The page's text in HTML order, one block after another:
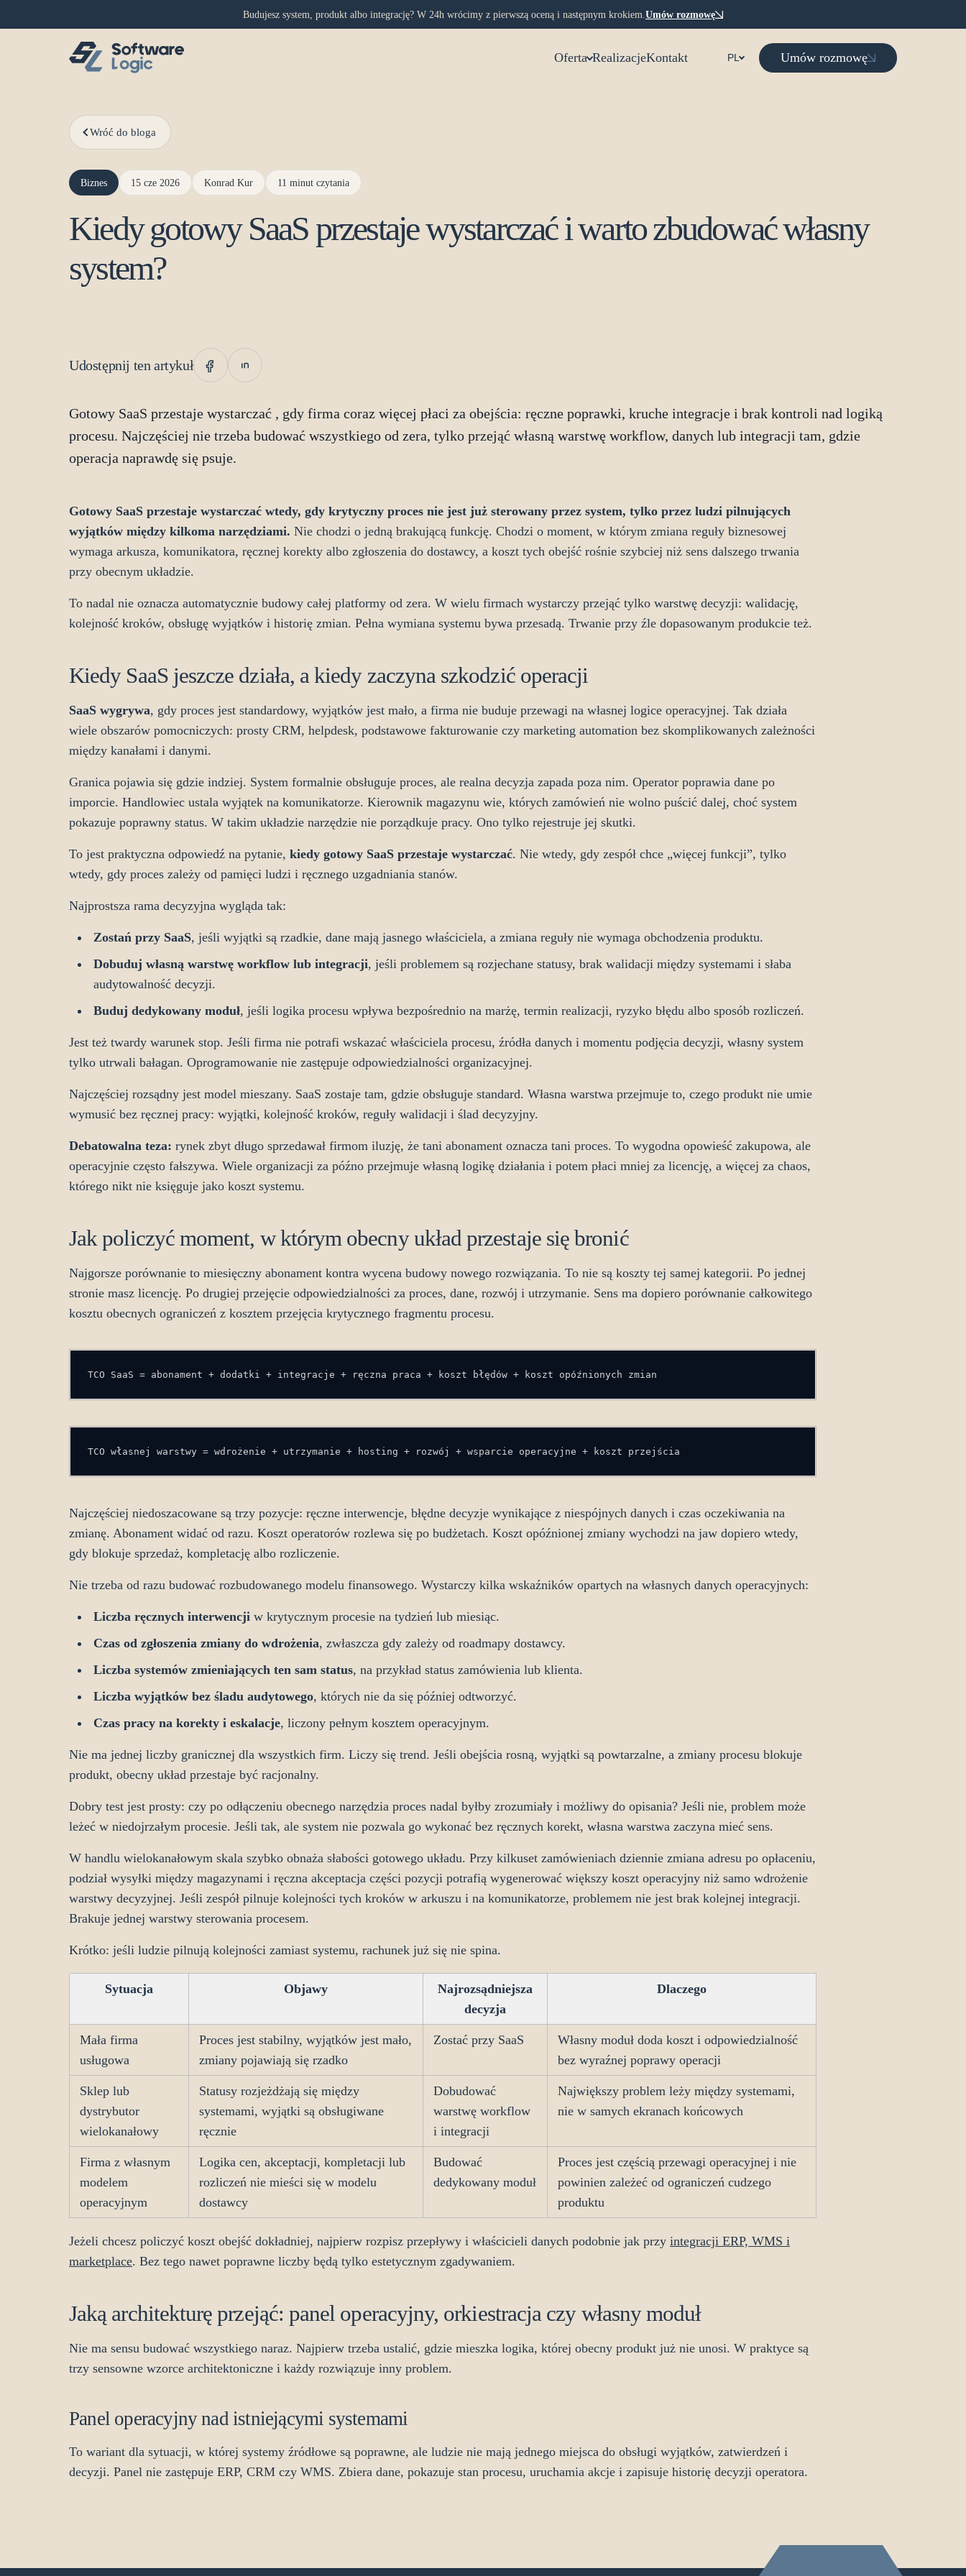
Budujesz system, produkt albo integrację? W 24h wrócimy z pierwszą oceną i następnym krokiem. Umów rozmowę
Oferta RealizacjeKontakt PL Umów rozmowę
Wróć do bloga
Biznes 15 cze 2026 Konrad Kur 11 minut czytania
Kiedy gotowy SaaS przestaje wystarczać i warto zbudować własny
system?
Udostępnij ten artykuł
Gotowy SaaS przestaje wystarczać , gdy firma coraz więcej płaci za obejścia: ręczne poprawki, kruche integracje i brak kontroli nad logiką
procesu. Najczęściej nie trzeba budować wszystkiego od zera, tylko przejąć własną warstwę workflow, danych lub integracji tam, gdzie
operacja naprawdę się psuje.
Gotowy SaaS przestaje wystarczać wtedy, gdy krytyczny proces nie jest już sterowany przez system, tylko przez ludzi pilnujących
wyjątków między kilkoma narzędziami. Nie chodzi o jedną brakującą funkcję. Chodzi o moment, w którym zmiana reguły biznesowej
wymaga arkusza, komunikatora, ręcznej korekty albo zgłoszenia do dostawcy, a koszt tych obejść rośnie szybciej niż sens dalszego trwania
przy obecnym układzie.
To nadal nie oznacza automatycznie budowy całej platformy od zera. W wielu firmach wystarczy przejąć tylko warstwę decyzji: walidację,
kolejność kroków, obsługę wyjątków i historię zmian. Pełna wymiana systemu bywa przesadą. Trwanie przy źle dopasowanym produkcie też.
Kiedy SaaS jeszcze działa, a kiedy zaczyna szkodzić operacji
SaaS wygrywa, gdy proces jest standardowy, wyjątków jest mało, a firma nie buduje przewagi na własnej logice operacyjnej. Tak działa
wiele obszarów pomocniczych: prosty CRM, helpdesk, podstawowe fakturowanie czy marketing automation bez skomplikowanych zależności
między kanałami i danymi.
Granica pojawia się gdzie indziej. System formalnie obsługuje proces, ale realna decyzja zapada poza nim. Operator poprawia dane po
imporcie. Handlowiec ustala wyjątek na komunikatorze. Kierownik magazynu wie, których zamówień nie wolno puścić dalej, choć system
pokazuje poprawny status. W takim układzie narzędzie nie porządkuje pracy. Ono tylko rejestruje jej skutki.
To jest praktyczna odpowiedź na pytanie, kiedy gotowy SaaS przestaje wystarczać. Nie wtedy, gdy zespół chce „więcej funkcji”, tylko
wtedy, gdy proces zależy od pamięci ludzi i ręcznego uzgadniania stanów.
Najprostsza rama decyzyjna wygląda tak:
Zostań przy SaaS, jeśli wyjątki są rzadkie, dane mają jasnego właściciela, a zmiana reguły nie wymaga obchodzenia produktu.
Dobuduj własną warstwę workflow lub integracji, jeśli problemem są rozjechane statusy, brak walidacji między systemami i słaba
audytowalność decyzji.
Buduj dedykowany moduł, jeśli logika procesu wpływa bezpośrednio na marżę, termin realizacji, ryzyko błędu albo sposób rozliczeń.
Jest też twardy warunek stop. Jeśli firma nie potrafi wskazać właściciela procesu, źródła danych i momentu podjęcia decyzji, własny system
tylko utrwali bałagan. Oprogramowanie nie zastępuje odpowiedzialności organizacyjnej.
Najczęściej rozsądny jest model mieszany. SaaS zostaje tam, gdzie obsługuje standard. Własna warstwa przejmuje to, czego produkt nie umie
wymusić bez ręcznej pracy: wyjątki, kolejność kroków, reguły walidacji i ślad decyzyjny.
Debatowalna teza: rynek zbyt długo sprzedawał firmom iluzję, że tani abonament oznacza tani proces. To wygodna opowieść zakupowa, ale
operacyjnie często fałszywa. Wiele organizacji za późno przejmuje własną logikę działania i potem płaci mniej za licencję, a więcej za chaos,
którego nikt nie księguje jako koszt systemu.
Jak policzyć moment, w którym obecny układ przestaje się bronić
Najgorsze porównanie to miesięczny abonament kontra wycena budowy nowego rozwiązania. To nie są koszty tej samej kategorii. Po jednej
stronie masz licencję. Po drugiej przejęcie odpowiedzialności za proces, dane, rozwój i utrzymanie. Sens ma dopiero porównanie całkowitego
kosztu obecnych ograniczeń z kosztem przejęcia krytycznego fragmentu procesu.
TCO SaaS = abonament + dodatki + integracje + ręczna praca + koszt błędów + koszt opóźnionych zmian
TCO własnej warstwy = wdrożenie + utrzymanie + hosting + rozwój + wsparcie operacyjne + koszt przejścia
Najczęściej niedoszacowane są trzy pozycje: ręczne interwencje, błędne decyzje wynikające z niespójnych danych i czas oczekiwania na
zmianę. Abonament widać od razu. Koszt operatorów rozlewa się po budżetach. Koszt opóźnionej zmiany wychodzi na jaw dopiero wtedy,
gdy blokuje sprzedaż, kompletację albo rozliczenie.
Nie trzeba od razu budować rozbudowanego modelu finansowego. Wystarczy kilka wskaźników opartych na własnych danych operacyjnych:
Liczba ręcznych interwencji w krytycznym procesie na tydzień lub miesiąc.
Czas od zgłoszenia zmiany do wdrożenia, zwłaszcza gdy zależy od roadmapy dostawcy.
Liczba systemów zmieniających ten sam status, na przykład status zamówienia lub klienta.
Liczba wyjątków bez śladu audytowego, których nie da się później odtworzyć.
Czas pracy na korekty i eskalacje, liczony pełnym kosztem operacyjnym.
Nie ma jednej liczby granicznej dla wszystkich firm. Liczy się trend. Jeśli obejścia rosną, wyjątki są powtarzalne, a zmiany procesu blokuje
produkt, obecny układ przestaje być racjonalny.
Dobry test jest prosty: czy po odłączeniu obecnego narzędzia proces nadal byłby zrozumiały i możliwy do opisania? Jeśli nie, problem może
leżeć w niedojrzałym procesie. Jeśli tak, ale system nie pozwala go wykonać bez ręcznych korekt, własna warstwa zaczyna mieć sens.
W handlu wielokanałowym skala szybko obnaża słabości gotowego układu. Przy kilkuset zamówieniach dziennie zmiana adresu po opłaceniu,
podział wysyłki między magazynami i ręczna akceptacja części pozycji potrafią wygenerować większy koszt operacyjny niż samo wdrożenie
warstwy decyzyjnej. Jeśli zespół pilnuje kolejności tych kroków w arkuszu i na komunikatorze, problemem nie jest brak kolejnej integracji.
Brakuje jednej warstwy sterowania procesem.
Krótko: jeśli ludzie pilnują kolejności zamiast systemu, rachunek już się nie spina.
Sytuacja Objawy
Najrozsądniejsza
decyzja
Dlaczego
Mała firma
usługowa
Proces jest stabilny, wyjątków jest mało,
zmiany pojawiają się rzadko
Zostać przy SaaS
Własny moduł doda koszt i odpowiedzialność
bez wyraźnej poprawy operacji
Sklep lub
dystrybutor
wielokanałowy
Statusy rozjeżdżają się między
systemami, wyjątki są obsługiwane
ręcznie
Dobudować
warstwę workflow
i integracji
Największy problem leży między systemami,
nie w samych ekranach końcowych
Firma z własnym
modelem
operacyjnym
Logika cen, akceptacji, kompletacji lub
rozliczeń nie mieści się w modelu
dostawcy
Budować
dedykowany moduł
Proces jest częścią przewagi operacyjnej i nie
powinien zależeć od ograniczeń cudzego
produktu
Jeżeli chcesz policzyć koszt obejść dokładniej, najpierw rozpisz przepływy i właścicieli danych podobnie jak przy integracji ERP, WMS i
marketplace. Bez tego nawet poprawne liczby będą tylko estetycznym zgadywaniem.
Jaką architekturę przejąć: panel operacyjny, orkiestracja czy własny moduł
Nie ma sensu budować wszystkiego naraz. Najpierw trzeba ustalić, gdzie mieszka logika, której obecny produkt już nie unosi. W praktyce są
trzy sensowne wzorce architektoniczne i każdy rozwiązuje inny problem.
Panel operacyjny nad istniejącymi systemami
To wariant dla sytuacji, w której systemy źródłowe są poprawne, ale ludzie nie mają jednego miejsca do obsługi wyjątków, zatwierdzeń i
decyzji. Panel nie zastępuje ERP, CRM czy WMS. Zbiera dane, pokazuje stan procesu, uruchamia akcje i zapisuje historię decyzji operatora.